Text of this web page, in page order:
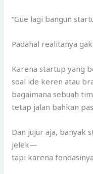
“Gue lagi bangun
Padahal realitanya
Karena startup yang
soal ide keren atau
bagaimana sebuah
tetap jalan bahkan
Dan jujur aja, banyak
jelek—
tapi karena